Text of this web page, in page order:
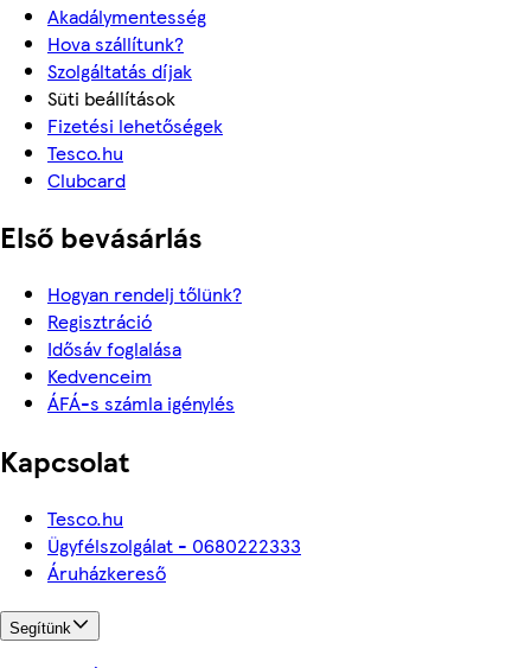
Akadálymentesség
Hova szállítunk?
Szolgáltatás díjak
Süti beállítások
Fizetési lehetőségek
Tesco.hu
Clubcard
Első bevásárlás
Hogyan rendelj tőlünk?
Regisztráció
Idősáv foglalása
Kedvenceim
ÁFÁ-s számla igénylés
Kapcsolat
Tesco.hu
Ügyfélszolgálat - 0680222333
Áruházkereső
Segítünk